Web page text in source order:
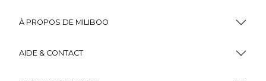
À PROPOS DE MILIBOO
AIDE & CONTACT